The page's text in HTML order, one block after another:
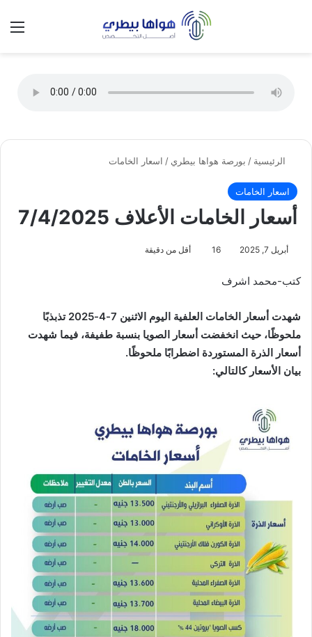
الوضع
الرئيسية / بورصة هواها بيطري / اسعار الخامات
اسعار الخامات
أسعار الخامات الأعلاف 7/4/2025
أبريل 7, 2025 16 أقل من دقيقة
كتب-محمد اشرف
شهدت أسعار الخامات العلفية اليوم الاثنين 7-4-2025 تذبذبًا
ملحوظًا، حيث انخفضت أسعار الصويا بنسبة طفيفة، فيما شهدت
أسعار الذرة المستوردة اضطرابًا ملحوظًا.
بيان الأسعار كالتالي: